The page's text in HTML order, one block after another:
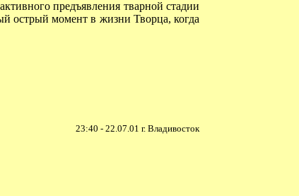
предъявления тварной стадии
острый момент в жизни Творца, когда
23:40 - 22.07.01 г. Владивосток